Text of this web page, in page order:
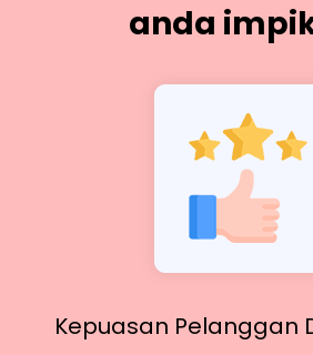
anda
Kepuasan Pelanggan